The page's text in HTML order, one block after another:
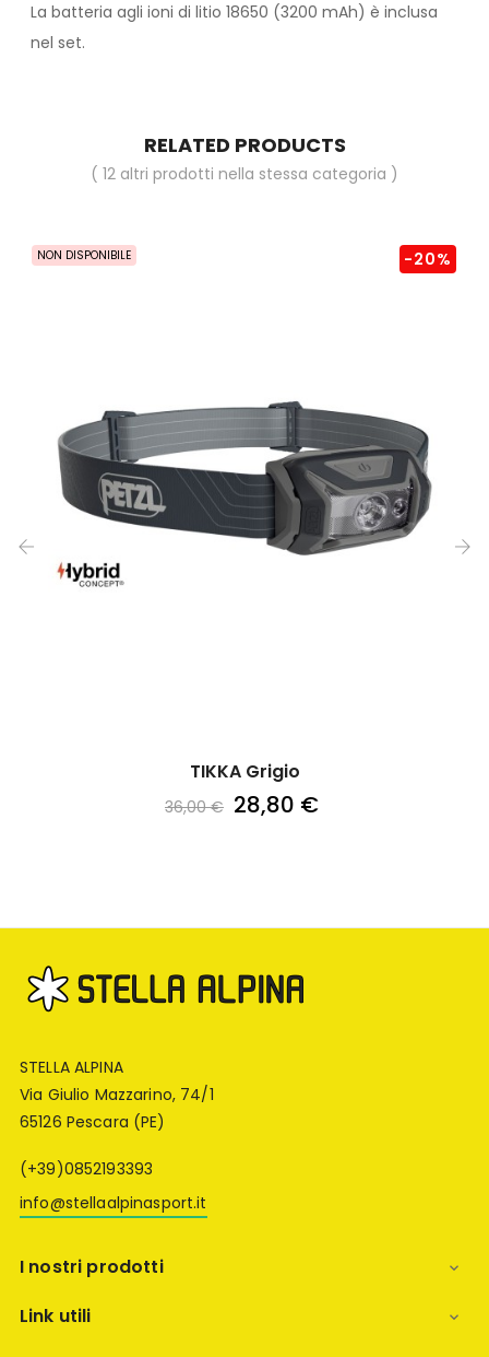
La batteria agli ioni di litio 18650 (3200 mAh) è inclusa
nel set.
RELATED PRODUCTS
( 12 altri prodotti nella stessa categoria )
NON DISPONIBILE
TIKKA Grigio
36,00 €
-20%
28,80 €
STELLA ALPINA
Via Giulio Mazzarino, 74/1
65126 Pescara (PE)
(+39)0852193393
info@stellaalpinasport.it
I nostri prodotti 
Link utili 